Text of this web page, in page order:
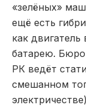
«зелёных»
ещё есть
как двигатель
батарею.
РК ведёт
смешанном